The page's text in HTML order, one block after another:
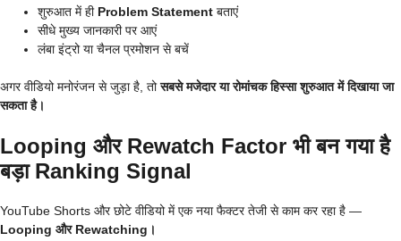
शुरुआत में ही Problem Statement बताएं
सीधे मुख्य जानकारी पर आएं
लंबा इंट्रो या चैनल प्रमोशन से बचें
अगर वीडियो मनोरंजन से जुड़ा है, तोसबसे मजेदार या रोमांचक हिस्सा शुरुआत में दिखाया जा
सकता है।
Looping और Rewatch Factor भी बन गया है
बड़ा Ranking Signal
YouTube Shorts और छोटे वीडियो में एक नया फैक्टर तेजी से काम कर रहा है —
Looping और Rewatching।